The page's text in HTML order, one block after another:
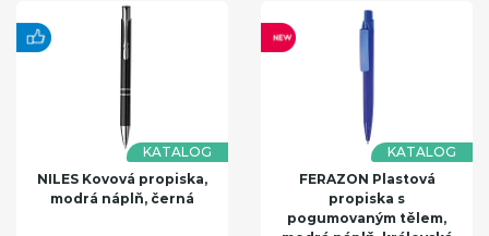
KATALOG
NILES Kovová propiska,
modrá náplň, černá
KATALOG
FERAZON Plastová
propiska s
pogumovaným tělem,